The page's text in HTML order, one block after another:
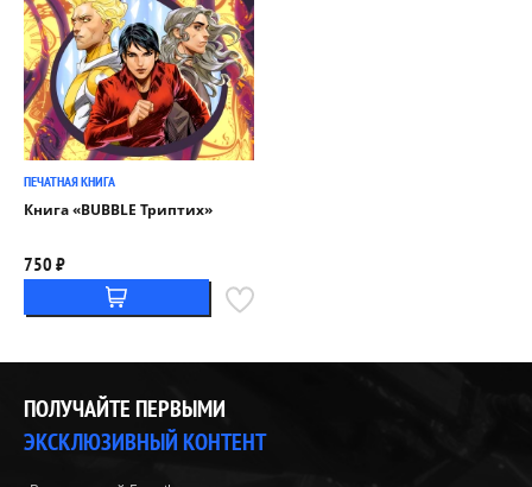
ПЕЧАТНАЯ КНИГА
Книга «BUBBLE Триптих»
750 ₽
ПОЛУЧАЙТЕ ПЕРВЫМИ
ЭКСКЛЮЗИВНЫЙ КОНТЕНТ